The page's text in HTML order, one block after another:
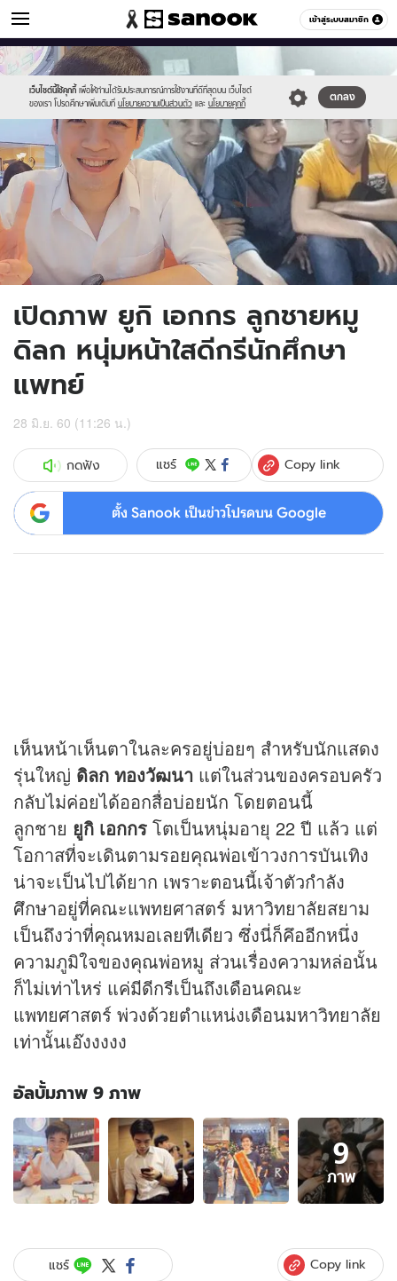
เข้าสู่ระบบสมาชิก
ข่าวบันเทิง หมวดอื่นๆ
เว็บไซต์นี้ใช้คุกกี้ เพื่อให้ท่านได้รับประสบการณ์การใช้งานที่ดีที่สุดบน เว็บไซต์
ของเรา โปรดศึกษาเพิ่มเติมที่ นโยบายความเป็นส่วนตัว และ นโยบายคุกกี้
ตกลง
Sanook
//s.isanook.com/sr/0/images/logo-
new-
sanook.png
600
60
//s.isanook.com/ns/0/ud/514/2572330/asfgr.jpg
เปิดภาพ ยูกิ เอกกร ลูกชายหมู
ดิลก หนุ่มหน้าใสดีกรีนักศึกษา
แพทย์
28 มิ.ย. 60 (11:26 น.)
กดฟัง แชร์ Copy link
ตั้ง Sanook เป็นข่าวโปรดบน Google
เห็นหน้าเห็นตาในละครอยู่บ่อยๆ สำหรับนักแสดง
รุ่นใหญ่ ดิลก ทองวัฒนา แต่ในส่วนของครอบครัว
กลับไม่ค่อยได้ออกสื่อบ่อยนัก โดยตอนนี้
ลูกชาย ยูกิ เอกกร โตเป็นหนุ่มอายุ 22 ปี แล้ว แต่
โอกาสที่จะเดินตามรอยคุณพ่อเข้าวงการบันเทิง
น่าจะเป็นไปได้ยาก เพราะตอนนี้เจ้าตัวกำลัง
ศึกษาอยู่ที่คณะแพทยศาสตร์ มหาวิทยาลัยสยาม
เป็นถึงว่าที่คุณหมอเลยทีเดียว ซึ่งนี่ก็คึออีกหนึ่ง
ความภูมิใจของคุณพ่อหมู ส่วนเรื่องความหล่อนั้น
ก็ไม่เท่าไหร่ แค่มีดีกรีเป็นถึงเดือนคณะ
แพทยศาสตร์ พ่วงด้วยตำแหน่งเดือนมหาวิทยาลัย
เท่านั้นเอ๊งงงงง
อัลบั้มภาพ 9 ภาพ
อัลบั้ม
ภาพ
9
ภาพ
ของ
ยูกิ
เอก
9
ภาพ
แชร์ Copy link